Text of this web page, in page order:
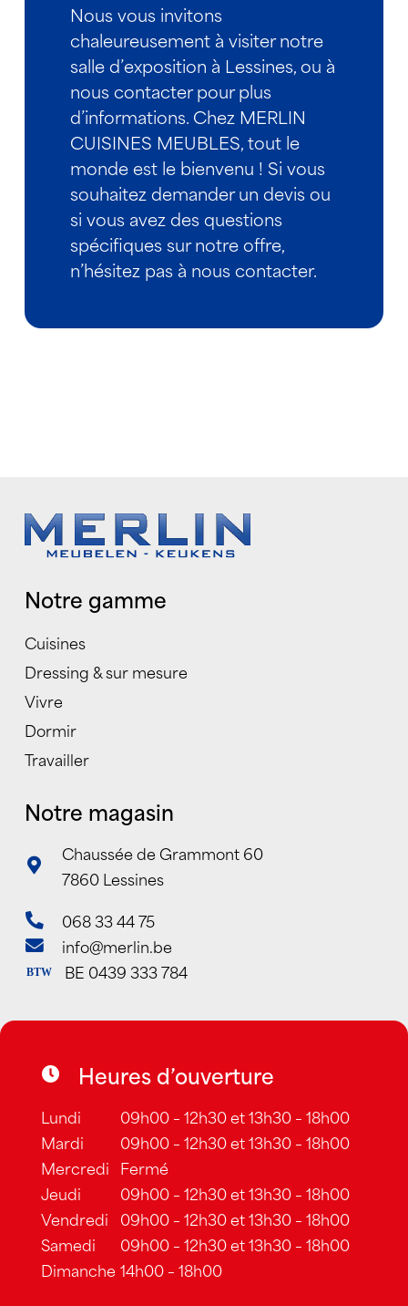
Nous vous invitons
chaleureusement à visiter notre
salle d’exposition à Lessines, ou à
nous contacter pour plus
d’informations. Chez MERLIN
CUISINES MEUBLES, tout le
monde est le bienvenu ! Si vous
souhaitez demander un devis ou
si vous avez des questions
spécifiques sur notre offre,
n’hésitez pas à nous contacter.
Notre gamme
Cuisines
Dressing & sur mesure
Vivre
Dormir
Travailler
Notre magasin
Chaussée de Grammont 60
7860 Lessines
068 33 44 75
info@merlin.be
BTW BE 0439 333 784
Heures d’ouverture
Lundi
09h00 – 12h30 et 13h30 – 18h00
Mardi
09h00 – 12h30 et 13h30 – 18h00
Mercredi Fermé
Jeudi
09h00 – 12h30 et 13h30 – 18h00
Vendredi 09h00 – 12h30 et 13h30 – 18h00
Samedi
09h00 – 12h30 et 13h30 – 18h00
Dimanche 14h00 – 18h00